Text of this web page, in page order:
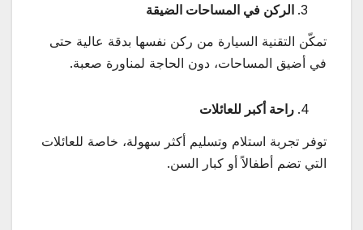
الركن في المساحات الضيقة
تمكّن التقنية السيارة من ركن نفسها بدقة عالية حتى
في أضيق المساحات، دون الحاجة لمناورة صعبة.
راحة أكبر للعائلات
توفر تجربة استلام وتسليم أكثر سهولة، خاصة للعائلات
التي تضم أطفالاً أو كبار السن.